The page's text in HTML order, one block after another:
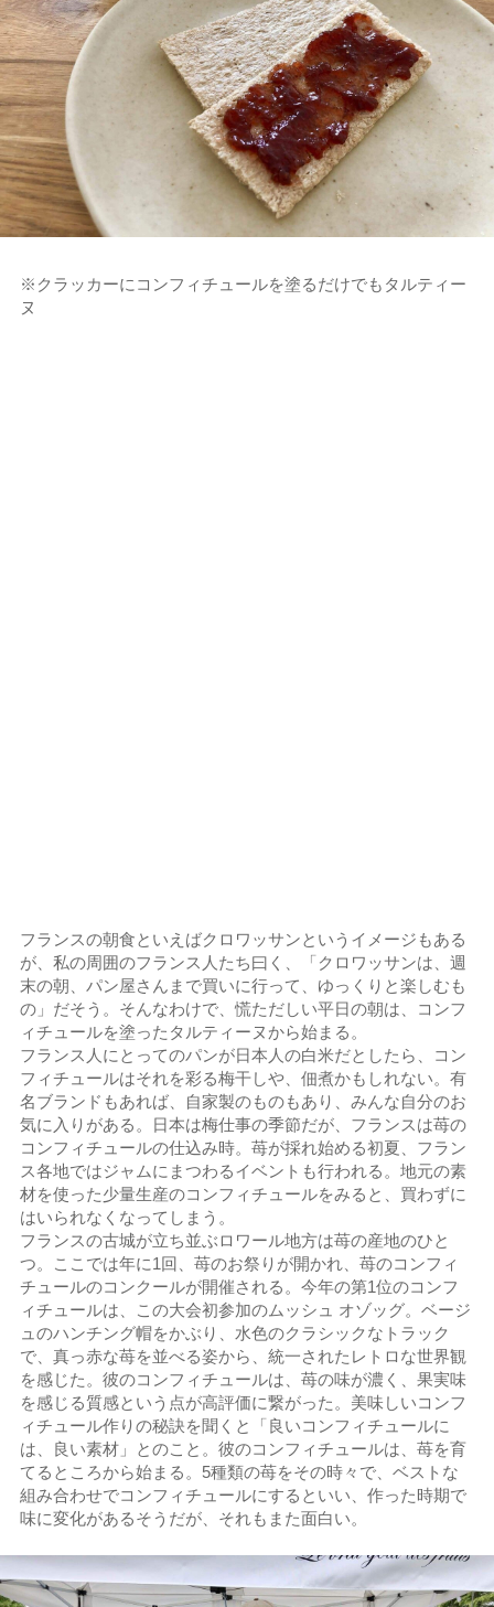
※クラッカーにコンフィチュールを塗るだけでもタルティー
ヌ
フランスの朝食といえばクロワッサンというイメージもある
が、私の周囲のフランス人たち曰く、「クロワッサンは、週
末の朝、パン屋さんまで買いに行って、ゆっくりと楽しむも
の」だそう。そんなわけで、慌ただしい平日の朝は、コンフ
ィチュールを塗ったタルティーヌから始まる。
フランス人にとってのパンが日本人の白米だとしたら、コン
フィチュールはそれを彩る梅干しや、佃煮かもしれない。有
名ブランドもあれば、自家製のものもあり、みんな自分のお
気に入りがある。日本は梅仕事の季節だが、フランスは苺の
コンフィチュールの仕込み時。苺が採れ始める初夏、フラン
ス各地ではジャムにまつわるイベントも行われる。地元の素
材を使った少量生産のコンフィチュールをみると、買わずに
はいられなくなってしまう。
フランスの古城が立ち並ぶロワール地方は苺の産地のひと
つ。ここでは年に1回、苺のお祭りが開かれ、苺のコンフィ
チュールのコンクールが開催される。今年の第1位のコンフ
ィチュールは、この大会初参加のムッシュ オゾッグ。ベージ
ュのハンチング帽をかぶり、水色のクラシックなトラック
で、真っ赤な苺を並べる姿から、統一されたレトロな世界観
を感じた。彼のコンフィチュールは、苺の味が濃く、果実味
を感じる質感という点が高評価に繋がった。美味しいコンフ
ィチュール作りの秘訣を聞くと「良いコンフィチュールに
は、良い素材」とのこと。彼のコンフィチュールは、苺を育
てるところから始まる。5種類の苺をその時々で、ベストな
組み合わせでコンフィチュールにするといい、作った時期で
味に変化があるそうだが、それもまた面白い。